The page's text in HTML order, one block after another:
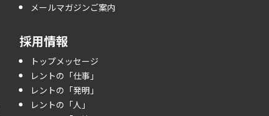
メールマガジンご案内
採用情報
トップメッセージ
レントの「仕事」
レントの「発明」
レントの「人」